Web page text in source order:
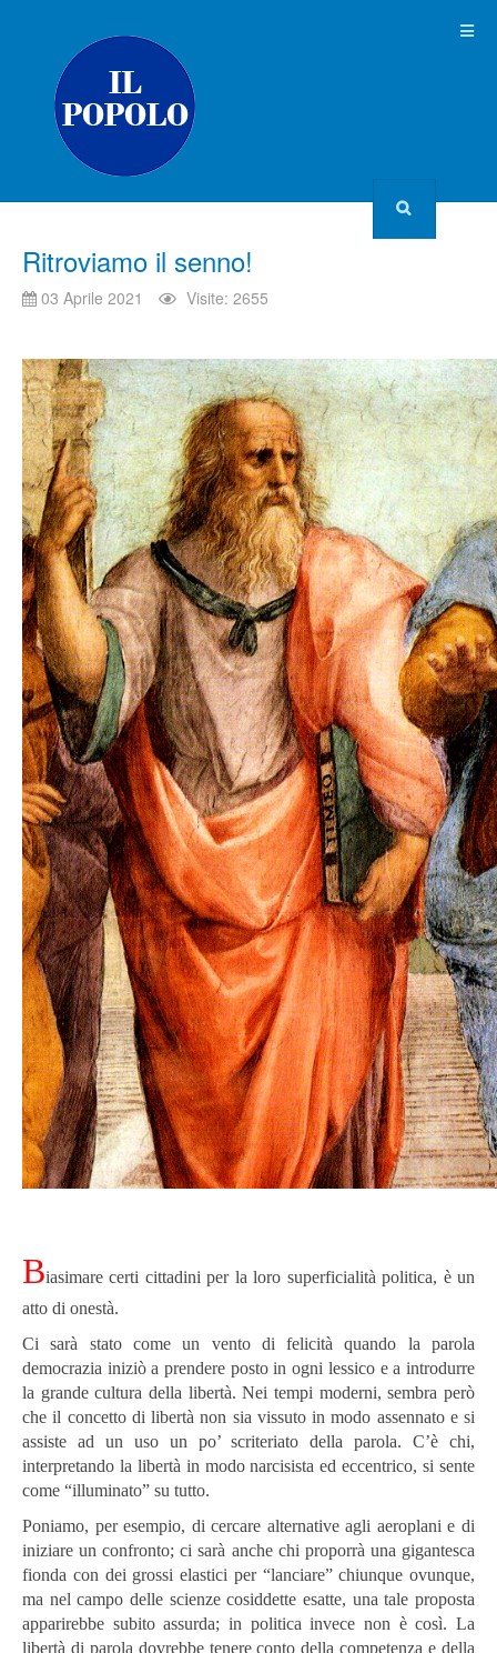
Ritroviamo il senno!
03 Aprile 2021 Visite: 2655
Biasimare certi cittadini per la loro superficialità politica, è un
atto di onestà.
Ci sarà stato come un vento di felicità quando la parola
democrazia iniziò a prendere posto in ogni lessico e a introdurre
la grande cultura della libertà. Nei tempi moderni, sembra però
che il concetto di libertà non sia vissuto in modo assennato e si
assiste ad un uso un po’ scriteriato della parola. C’è chi,
interpretando la libertà in modo narcisista ed eccentrico, si sente
come “illuminato” su tutto.
Poniamo, per esempio, di cercare alternative agli aeroplani e di
iniziare un confronto; ci sarà anche chi proporrà una gigantesca
fionda con dei grossi elastici per “lanciare” chiunque ovunque,
ma nel campo delle scienze cosiddette esatte, una tale proposta
apparirebbe subito assurda; in politica invece non è così. La
libertà di parola dovrebbe tenere conto della competenza e della